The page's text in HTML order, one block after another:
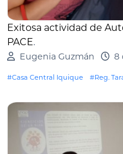
Exitosa actividad de
PACE.
Eugenia Guzmán 8
#Casa Central Iquique #Reg.